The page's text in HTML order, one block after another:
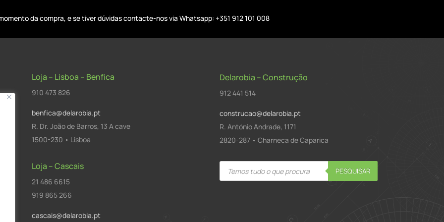
da compra, e se tiver dúvidas contacte-nos via Whatsapp: +351 912 101 008
Loja – Lisboa – Benfica
910 473 826
benfica@delarobia.pt
R. Dr. João de Barros, 13 A cave
1500-230 • Lisboa
Loja – Cascais
21 486 6615
919 865 266
cascais@delarobia.pt
Delarobia – Construção
912 441 514
construcao@delarobia.pt
R. António Andrade, 1171
2820-287 • Charneca de Caparica
Products
search PESQUISAR